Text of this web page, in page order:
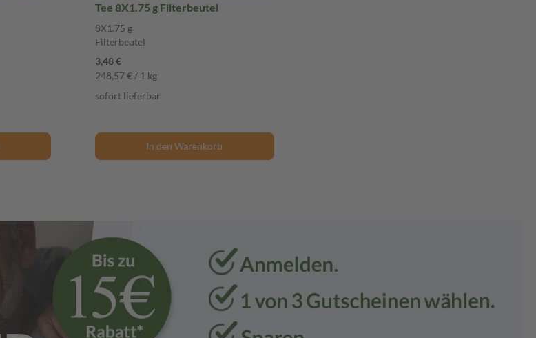
Tee 8X1.75 g Filterbeutel
8X1.75 g
Filterbeutel
3,48 €
248,57 € / 1 kg
sofort lieferbar
In den Warenkorb